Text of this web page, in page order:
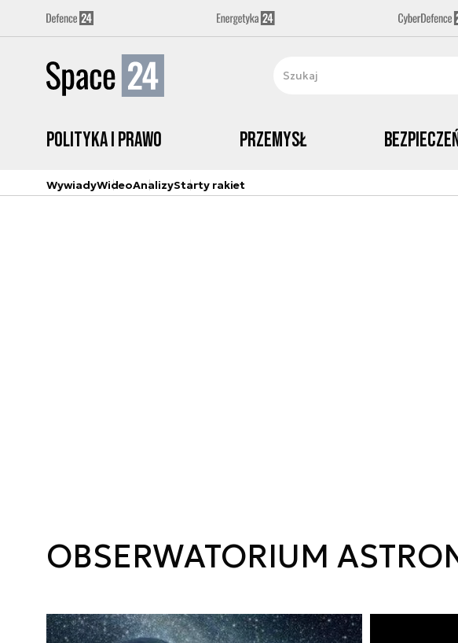
Polityka i prawo Przemysł
WywiadyWideoAnalizyStarty rakiet
OBSERWATORIUM